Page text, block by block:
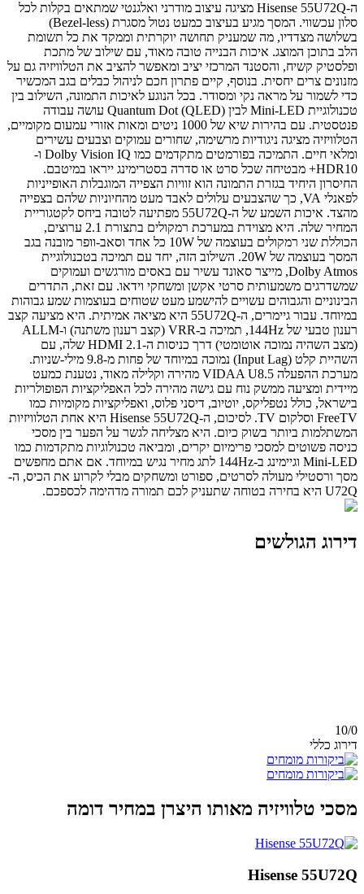
ה-Hisense 55U72Q מציגה עיצוב מודרני ואלגנטי שמתאים בקלות לכל
סלון עכשווי. המסך מגיע בעיצוב כמעט נטול מסגרת (Bezel-less)
בשלושה מצדדיו, מה שמעניק תחושה יוקרתית וממקד את כל תשומת
הלב בתוכן המוצג. איכות הבנייה טובה מאוד, עם שילוב של מתכת
ופלסטיק קשיח, והסטנד המרכזי יציב ומאפשר להציב את הטלוויזיה גם על
מזנונים צרים יחסית. בנוסף, קיים פתרון חכם לניהול כבלים בגב המכשיר
כדי לשמור על מראה נקי ומסודר. בכל הנוגע לאיכות התמונה, השילוב בין
טכנולוגיית Mini-LED לבין Quantum Dot (QLED) עושה עבודה
פנטסטית. עם בהירות שיא של 1000 ניטים ומאות אזורי עמעום מקומיים,
הטלוויזיה מציגה ניגודיות מרשימה, שחורים עמוקים וצבעים עשירים
ומלאי חיים. התמיכה בפורמטים מתקדמים כמו Dolby Vision IQ ו-
HDR10+ מבטיחה שכל סרט או סדרה בסטרימינג ייראו במיטבם.
החיסרון היחיד בגזרת התמונה הוא זוויות הצפייה המוגבלות האופייניות
לפאנלי VA, כך שהצבעים עלולים לאבד מעט מהחיוניות שלהם בצפייה
מהצד. איכות השמע של ה-55U72Q מפתיעה לטובה ביחס לקטגוריית
המחיר שלה. היא מצוידת במערכת רמקולים בתצורת 2.1 ערוצים,
הכוללת שני רמקולים בעוצמה של 10W כל אחד וסאב-וופר מובנה בגב
המסך בעוצמה של 20W. השילוב הזה, יחד עם תמיכה בטכנולוגיית
Dolby Atmos, מייצר סאונד עשיר עם באסים מורגשים ועמוקים
שמשדרגים משמעותית סרטי אקשן ומשחקי וידאו. עם זאת, התדרים
הבינוניים והגבוהים עשויים להישמע מעט שטוחים בעוצמות שמע גבוהות
במיוחד. עבור גיימרים, ה-55U72Q היא מציאה אמיתית. היא מציעה קצב
רענון טבעי של 144Hz, תמיכה ב-VRR (קצב רענון משתנה) ו-ALLM
(מצב השהיה נמוכה אוטומטי) דרך כניסות ה-HDMI 2.1 שלה, עם
השהיית קלט (Input Lag) נמוכה במיוחד של פחות מ-9.8 מילי-שניות.
מערכת ההפעלה VIDAA U8.5 מהירה וקלילה מאוד, נטענת כמעט
מיידית ומציעה ממשק נוח עם גישה מהירה לכל האפליקציות הפופולריות
בישראל, כולל נטפליקס, יוטיוב, דיסני פלוס, ואפליקציות מקומיות כמו
FreeTV וסלקום TV. לסיכום, ה-Hisense 55U72Q היא אחת הטלוויזיות
המשתלמות ביותר בשוק כיום. היא מצליחה לגשר על הפער בין מסכי
כניסה פשוטים למסכי פרימיום יקרים, ומביאה טכנולוגיות מתקדמות כמו
Mini-LED וגיימינג ב-144Hz לתג מחיר נגיש במיוחד. אם אתם מחפשים
מסך ורסטילי מעולה לסרטים, ספורט ומשחקים מבלי לקרוע את הכיס, ה-
U72Q היא בחירה בטוחה שתעניק לכם תמורה מדהימה לכספכם.
דירוג הגולשים
10/0
דירוג כללי
מסכי טלוויזיה מאותו היצרן במחיר דומה
Hisense 55U72Q